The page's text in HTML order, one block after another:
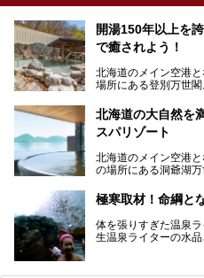
開湯150年以上を
で癒されよう！
北海道のメイン空港
場所にある登別万世閣。 今回は、北海道のなかでも開
北海道の大自然を
スパリゾート
北海道のメイン空港
の場所にある洞爺湖万
極寒取材！命綱と
体を張りすぎた温泉ライ
生温泉ライターの水品